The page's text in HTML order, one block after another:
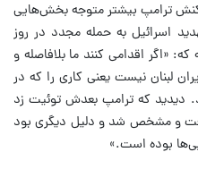
ترامپ بیشتر متوجه بخش‌هایی
اسرائیل به حمله مجدد در روز
و گفته که: «اگر اقدامی کنند ما بلافاصله و
لبنان نیست یعنی کاری را که در
دیدید که ترامپ بعدش توئیت زد
گرفت و مشخص شد و دلیل دیگری بود
بوده است.»